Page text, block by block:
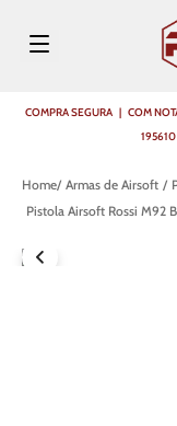
COMPRA SEGURA | COM
Armas de Airsoft
Pistola Airsoft Rossi M92